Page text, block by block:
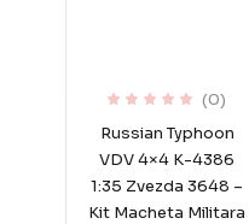
(0)
Russian Typhoon
VDV 4×4 K-4386
1:35 Zvezda 3648 –
Kit Macheta Militara